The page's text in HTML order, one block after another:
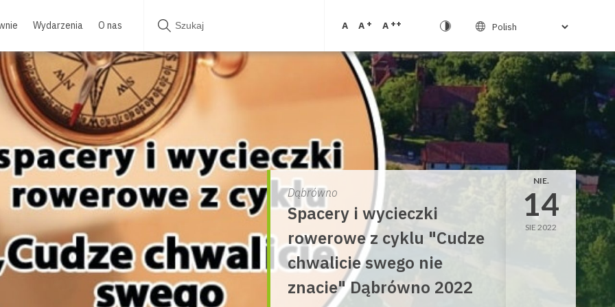
Wydarzenia O nas A A + A ++
Dąbrówno
Spacery i wycieczki
rowerowe z cyklu "Cudze
chwalicie swego nie
znacie" Dąbrówno 2022
NIE.
14
SIE 2022